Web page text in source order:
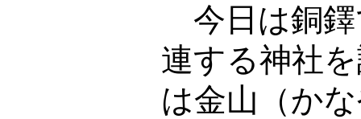
今日は銅鐸
連する神社
は金山（か